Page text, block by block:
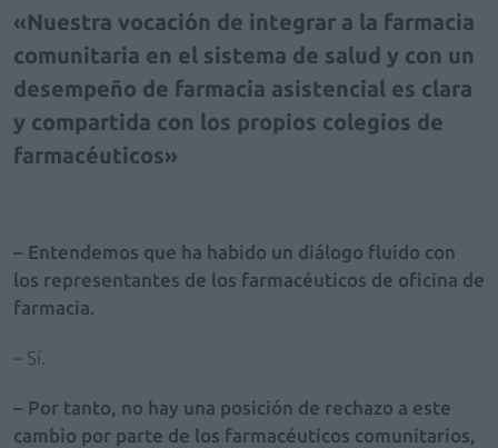
Nuestra vocación de integrar a la farmacia
comunitaria en el sistema de salud y con un
desempeño de farmacia asistencial es clara
y compartida con los propios colegios de
farmacéuticos
– Entendemos que ha habido un diálogo fluido con
los representantes de los farmacéuticos de oficina de
farmacia.
– Sí.
– Por tanto, no hay una posición de rechazo a este
cambio por parte de los farmacéuticos comunitarios,